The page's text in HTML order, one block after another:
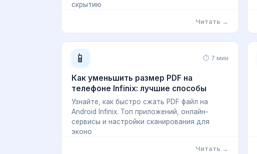
скрытию
Читать →
📱 ⏱ 7 мин
Как уменьшить размер PDF на
телефоне Infinix: лучшие способы
Узнайте, как быстро сжать PDF файл на
Android Infinix. Топ приложений, онлайн-
сервисы и настройки сканирования для
эконо
Читать →